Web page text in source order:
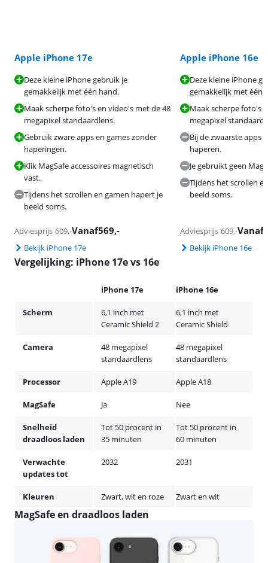
Apple iPhone 17e
Deze kleine iPhone gebruik je
gemakkelijk met één hand.
Maak scherpe foto's en video's met de 48
megapixel standaardlens.
Gebruik zware apps en games zonder
haperingen.
Klik MagSafe accessoires magnetisch
vast.
Tijdens het scrollen en gamen hapert je
beeld soms.
Adviesprijs 609,-Vanaf569,-
Bekijk iPhone 17e
Apple iPhone 16e
Deze kleine iPhone
gemakkelijk met één
Maak scherpe foto's
megapixel
Bij de zwaarste apps
haperen.
Je gebruikt geen
Tijdens het scrollen
beeld soms.
Adviesprijs 609,-Vanaf
Bekijk iPhone 16e
Vergelijking: iPhone 17e vs 16e
iPhone 17e iPhone 16e
Scherm
6,1 inch met
Ceramic Shield 2
6,1 inch met
Ceramic Shield
Camera
48 megapixel
standaardlens
48 megapixel
standaardlens
Processor Apple A19 Apple A18
MagSafe Ja Nee
Snelheid
draadloos laden
Tot 50 procent in
35 minuten
Tot 50 procent in
60 minuten
Verwachte
updates tot
2032 2031
Kleuren Zwart, wit en roze Zwart en wit
MagSafe en draadloos laden